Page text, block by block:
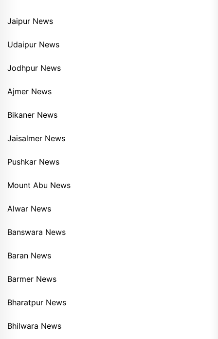
Jaipur News
Udaipur News
Jodhpur News
Ajmer News
Bikaner News
Jaisalmer News
Pushkar News
Mount Abu News
Alwar News
Banswara News
Baran News
Barmer News
Bharatpur News
Bhilwara News